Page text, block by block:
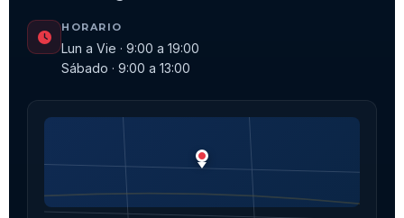
HORARIO
Lun a Vie · 9:00 a 19:00
Sábado · 9:00 a 13:00